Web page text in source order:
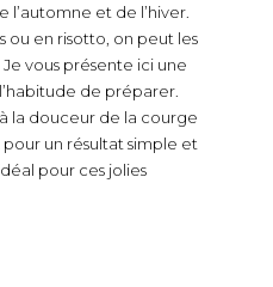
l’automne et de l’hiver.
ou en risotto, on peut les
vous présente ici une
de préparer.
la douceur de la courge
un résultat simple et
pour ces jolies